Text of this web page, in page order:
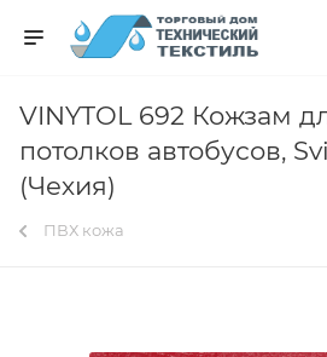
VINYTOL 692 Кожзам
потолков автобусов,
(Чехия)
ПВХ кожа